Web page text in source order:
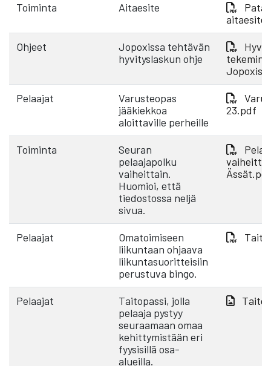
Toiminta Aitaesite
Pata
Ohjeet
Jopoxissa tehtävän
hyvityslaskun ohje
Pelaajat
Varusteopas
jääkiekkoa
aloittaville perheille
23.pdf
Toiminta
Seuran
pelaajapolku
vaiheittain.
Huomioi, että
tiedostossa neljä
sivua.
Ässät.pdf
Pelaajat
Omatoimiseen
liikuntaan ohjaava
liikuntasuoritteisiin
perustuva bingo.
Pelaajat
Taitopassi, jolla
pelaaja pystyy
seuraamaan omaa
kehittymistään eri
fyysisillä osa-
alueilla.